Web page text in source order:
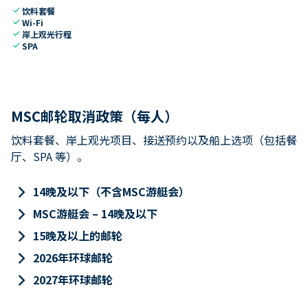
check饮料套餐
checkWi-Fi
check 岸上观光行程
checkSPA
MSC邮轮取消政策（每人）
饮料套餐、岸上观光项目、接送预约以及船上选项（包括餐
厅、SPA 等）。
keyboard_arrow_right 14晚及以下（不含MSC游艇会）
keyboard_arrow_right MSC游艇会 – 14晚及以下
keyboard_arrow_right 15晚及以上的邮轮
keyboard_arrow_right 2026年环球邮轮
keyboard_arrow_right 2027年环球邮轮